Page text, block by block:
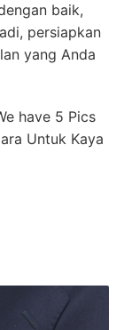
baik,
persiapkan
yang Anda
have 5 Pics
Untuk Kaya